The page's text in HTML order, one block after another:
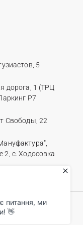
5
дорога, 1 (ТРЦ
Р7
Свободы, 22
2, с. Ходосовка